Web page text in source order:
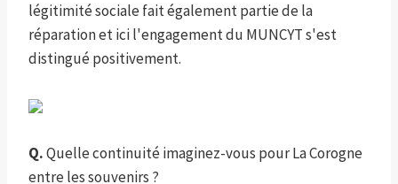
légitimité sociale fait également partie de la
réparation et ici l'engagement du MUNCYT s'est
distingué positivement.
Q.Quelle continuité imaginez-vous pour La Corogne
entre les souvenirs ?